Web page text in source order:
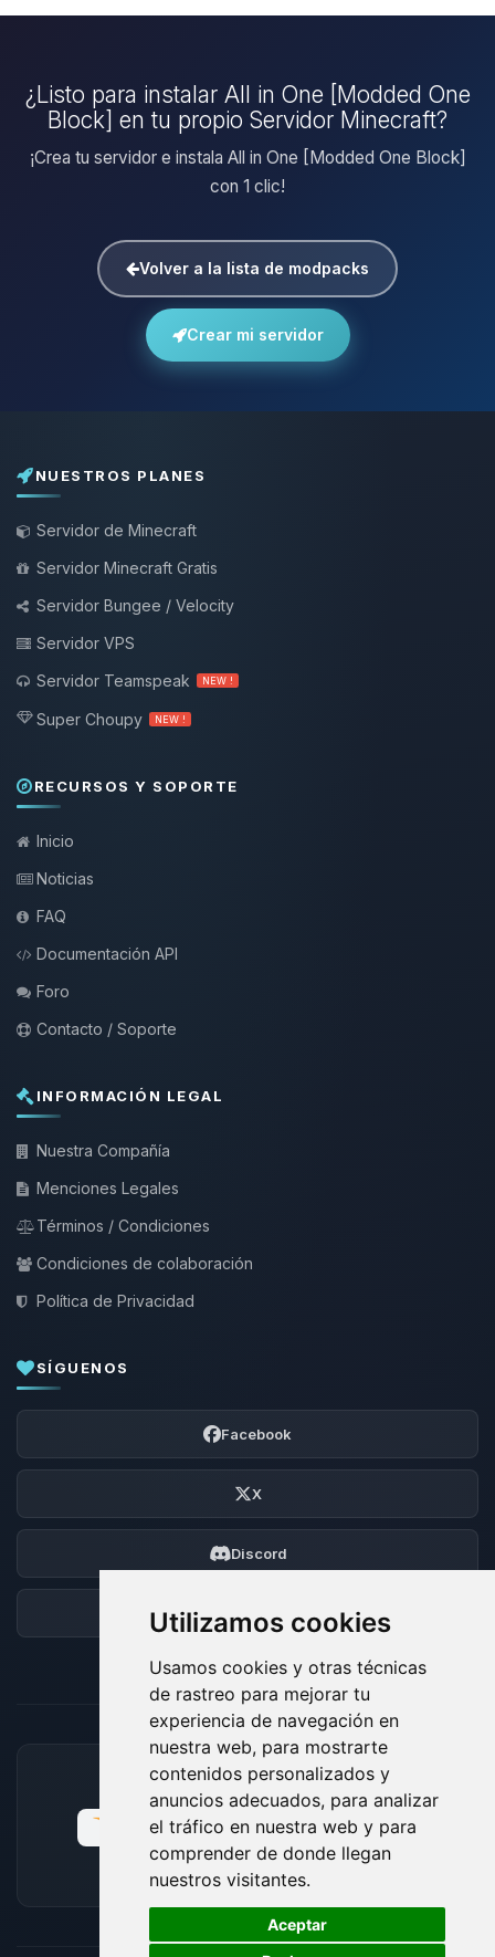
Utilizamos cookies
Usamos cookies y otras técnicas
de rastreo para mejorar tu
experiencia de navegación en
nuestra web, para mostrarte
contenidos personalizados y
anuncios adecuados, para analizar
el tráfico en nuestra web y para
comprender de donde llegan
nuestros visitantes.
Aceptar
¿Listo para instalar All in One [Modded One
Block] en tu propio Servidor Minecraft?
¡Crea tu servidor e instala All in One [Modded One Block]
con 1 clic!
Volver a la lista de modpacks
Crear mi servidor
NUESTROS PLANES
Servidor de Minecraft
Servidor Minecraft Gratis
Servidor Bungee / Velocity
Servidor VPS
Servidor Teamspeak
NEW !
Super Choupy NEW !
RECURSOS Y SOPORTE
Inicio
Noticias
FAQ
Documentación API
Foro
Contacto / Soporte
INFORMACIÓN LEGAL
Nuestra Compañía
Menciones Legales
Términos / Condiciones
Condiciones de colaboración
Política de Privacidad
SÍGUENOS
Facebook
X
Discord
Foro
MÉTODOS DE PAGO ACEPTADOS
🍪